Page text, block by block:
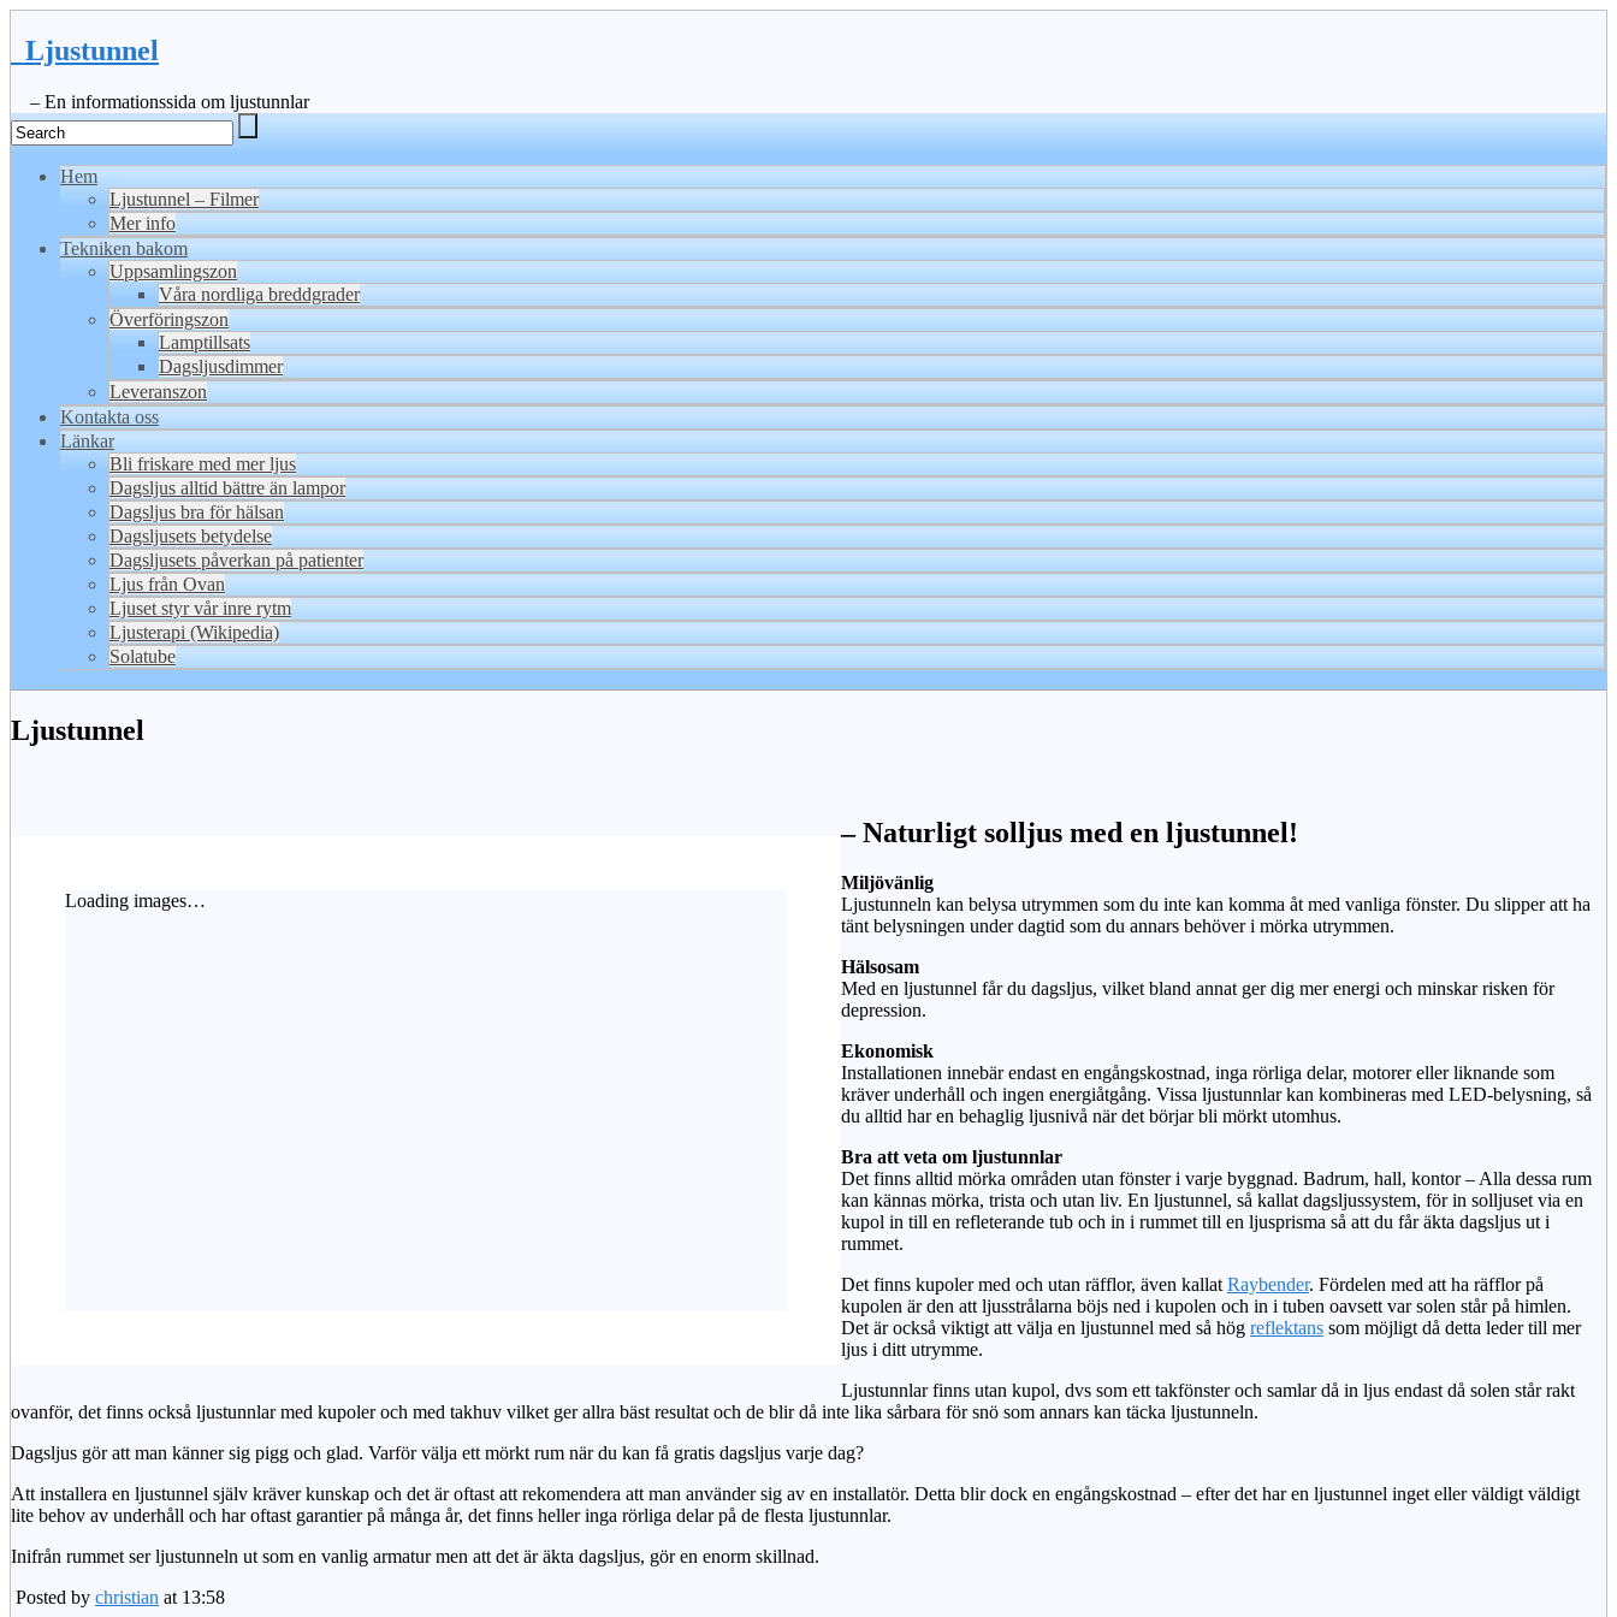
Ljustunnel
– En informationssida om ljustunnlar
Hem
Ljustunnel – Filmer
Mer info
Tekniken bakom
Uppsamlingszon
Våra nordliga breddgrader
Överföringszon
Lamptillsats
Dagsljusdimmer
Leveranszon
Kontakta oss
Länkar
Bli friskare med mer ljus
Dagsljus alltid bättre än lampor
Dagsljus bra för hälsan
Dagsljusets betydelse
Dagsljusets påverkan på patienter
Ljus från Ovan
Ljuset styr vår inre rytm
Ljusterapi (Wikipedia)
Solatube
Ljustunnel
Loading images…
– Naturligt solljus med en ljustunnel!
Miljövänlig
Ljustunneln kan belysa utrymmen som du inte kan komma åt med vanliga fönster. Du slipper att ha
tänt belysningen under dagtid som du annars behöver i mörka utrymmen.
Hälsosam
Med en ljustunnel får du dagsljus, vilket bland annat ger dig mer energi och minskar risken för
depression.
Ekonomisk
Installationen innebär endast en engångskostnad, inga rörliga delar, motorer eller liknande som
kräver underhåll och ingen energiåtgång. Vissa ljustunnlar kan kombineras med LED-belysning, så
du alltid har en behaglig ljusnivå när det börjar bli mörkt utomhus.
Bra att veta om ljustunnlar
Det finns alltid mörka områden utan fönster i varje byggnad. Badrum, hall, kontor – Alla dessa rum
kan kännas mörka, trista och utan liv. En ljustunnel, så kallat dagsljussystem, för in solljuset via en
kupol in till en refleterande tub och in i rummet till en ljusprisma så att du får äkta dagsljus ut i
rummet.
Det finns kupoler med och utan räfflor, även kallatRaybender. Fördelen med att ha räfflor på
kupolen är den att ljusstrålarna böjs ned i kupolen och in i tuben oavsett var solen står på himlen.
Det är också viktigt att välja en ljustunnel med så hög reflektans som möjligt då detta leder till mer
ljus i ditt utrymme.
Ljustunnlar finns utan kupol, dvs som ett takfönster och samlar då in ljus endast då solen står rakt
ovanför, det finns också ljustunnlar med kupoler och med takhuv vilket ger allra bäst resultat och de blir då inte lika sårbara för snö som annars kan täcka ljustunneln.
Dagsljus gör att man känner sig pigg och glad. Varför välja ett mörkt rum när du kan få gratis dagsljus varje dag?
Att installera en ljustunnel själv kräver kunskap och det är oftast att rekomendera att man använder sig av en installatör. Detta blir dock en engångskostnad – efter det har en ljustunnel inget eller väldigt väldigt
lite behov av underhåll och har oftast garantier på många år, det finns heller inga rörliga delar på de flesta ljustunnlar.
Inifrån rummet ser ljustunneln ut som en vanlig armatur men att det är äkta dagsljus, gör en enorm skillnad.
Posted by christian at 13:58